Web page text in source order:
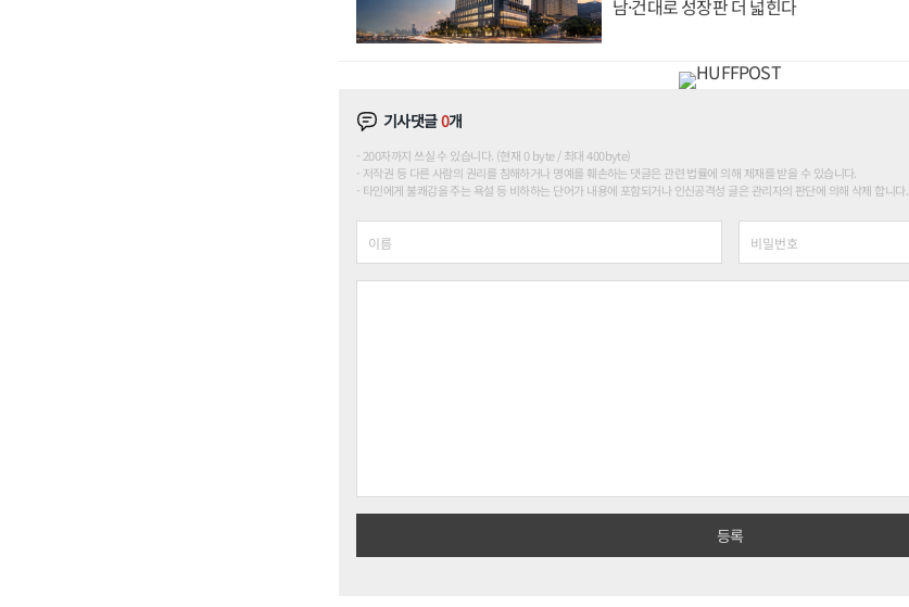
남·건대로 성장판 더 넓힌다
기사댓글0개
200자까지 쓰실 수 있습니다. (현재 0 byte / 최대 400byte)
저작권 등 다른 사람의 권리를 침해하거나 명예를 훼손하는 댓글은 관련 법률에 의해 제재를 받을 수 있습니다.
타인에게 불쾌감을 주는 욕설 등 비하하는 단어가 내용에 포함되거나 인신공격성 글은 관리자의 판단에 의해 삭제 합니다.